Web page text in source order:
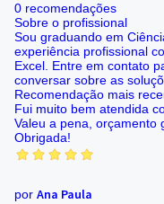
0 recomendações
Sobre o profissional
Sou graduando em
experiência profissional
Excel. Entre em contato
conversar sobre as
Recomendação mais
Fui muito bem atendida
Valeu a pena, orçamento
Obrigada!
por Ana Paula